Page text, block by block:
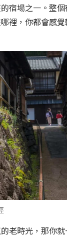
宿場之一。整
裡，你都會感
老時光，那你